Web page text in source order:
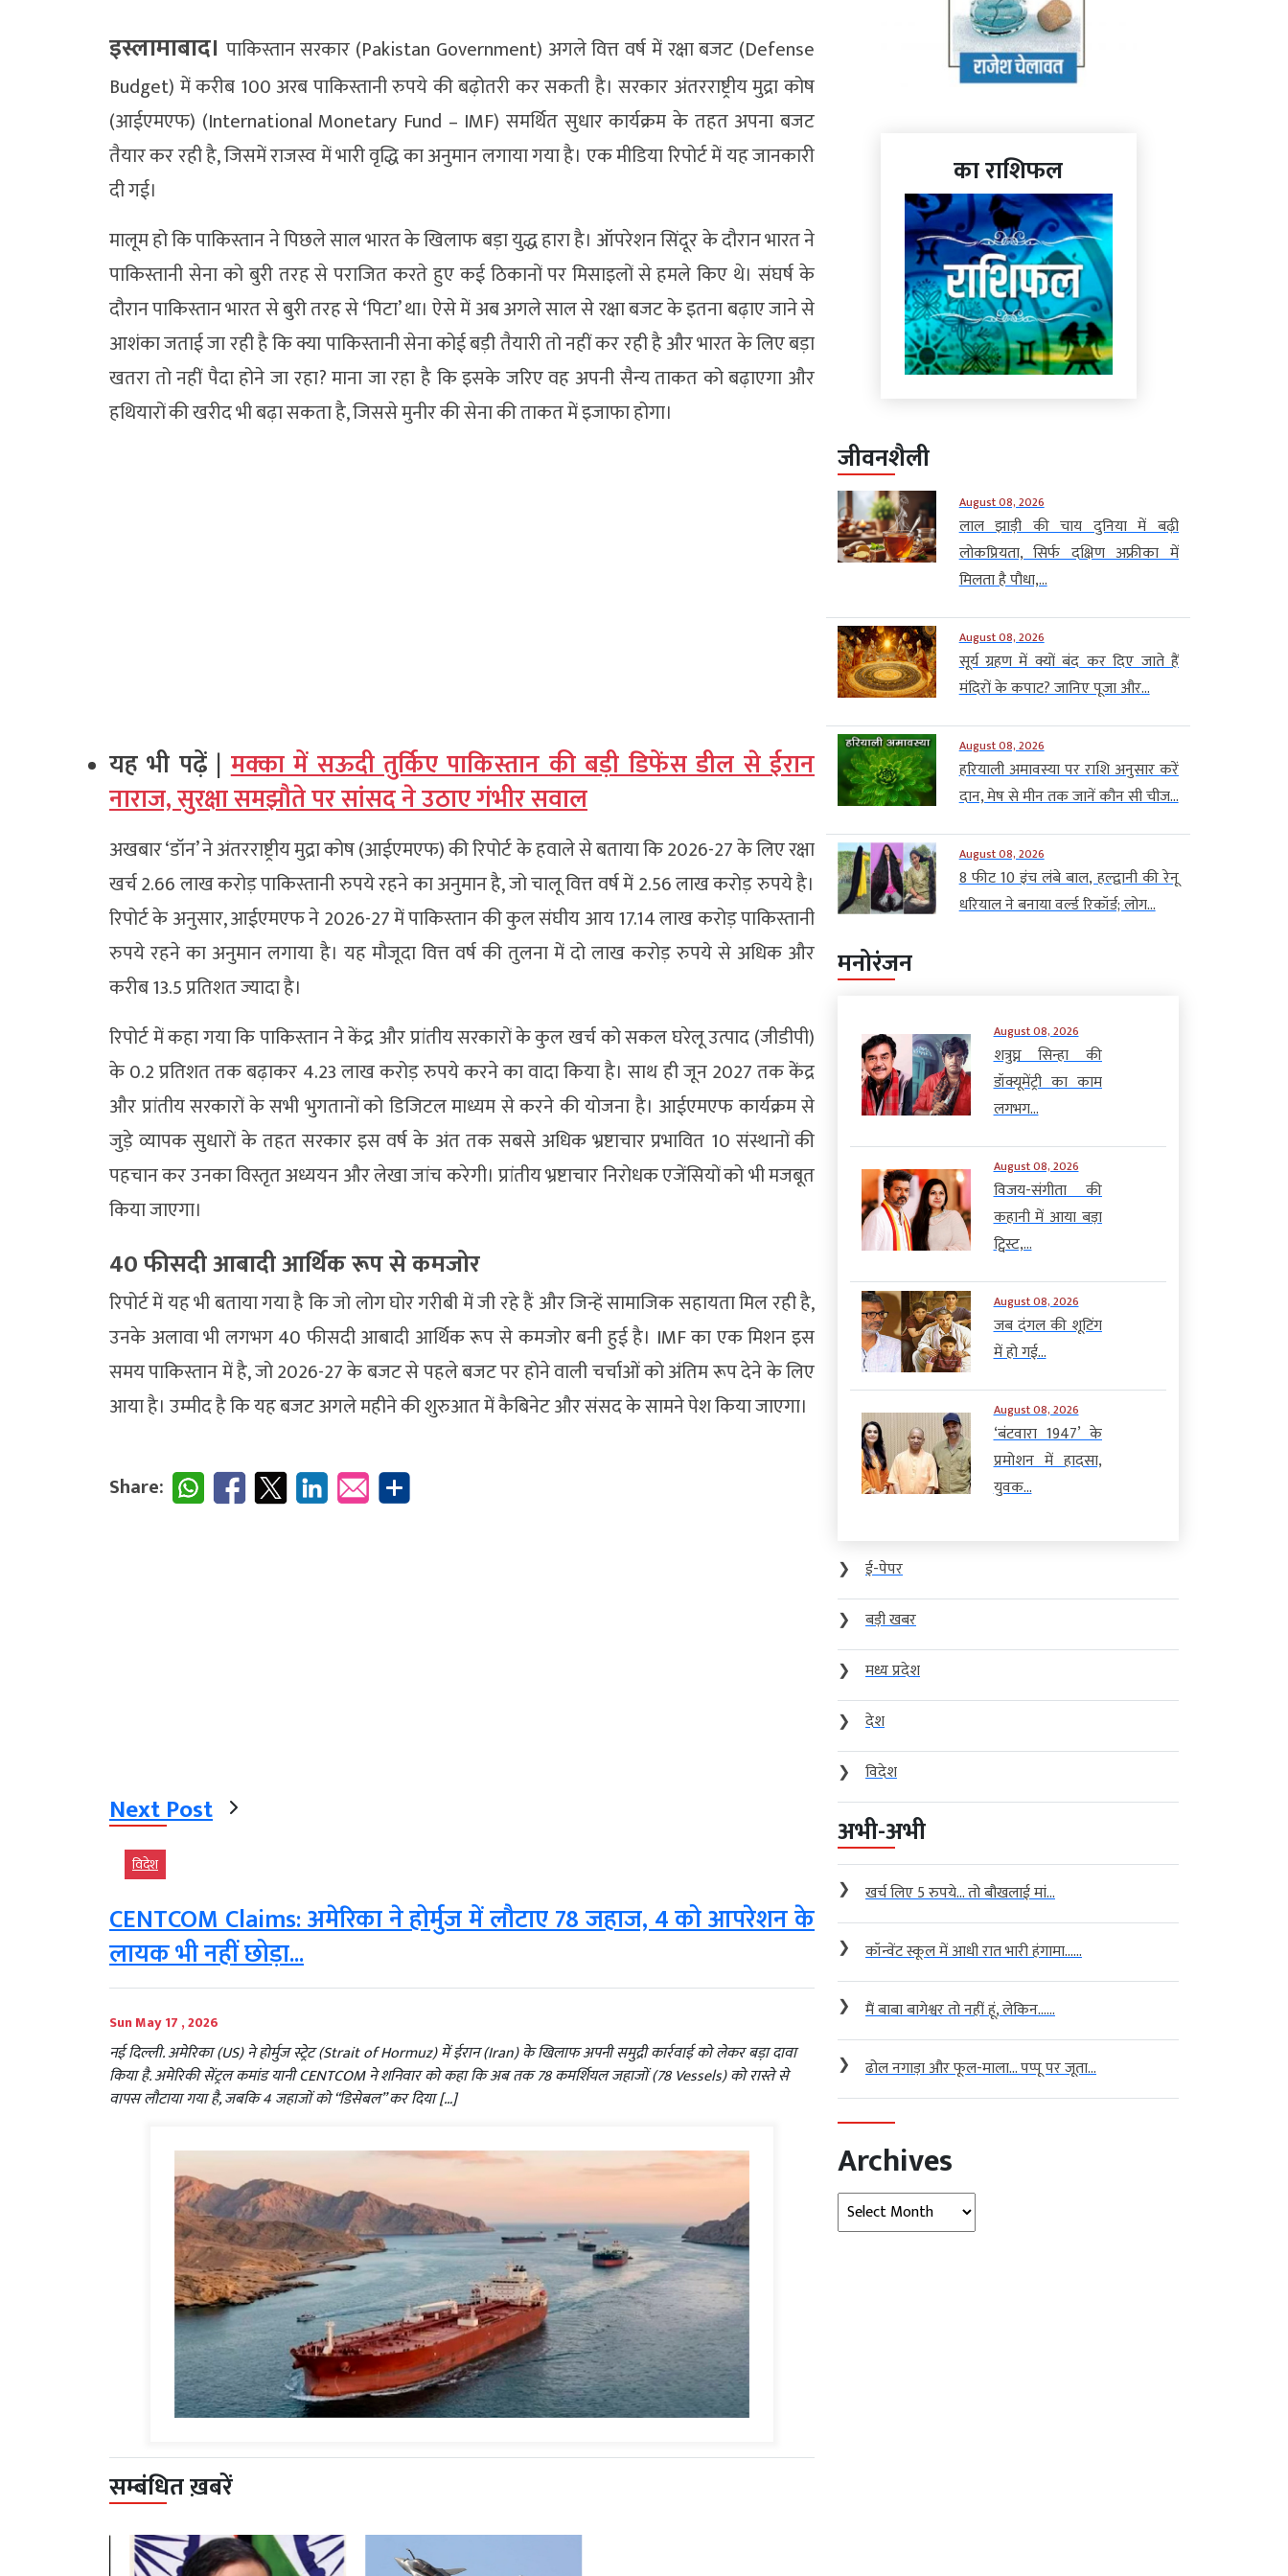
इस्लामाबाद। पाकिस्तान सरकार (Pakistan Government) अगले वित्त वर्ष में रक्षा बजट (Defense
Budget) में करीब 100 अरब पाकिस्तानी रुपये की बढ़ोतरी कर सकती है। सरकार अंतरराष्ट्रीय मुद्रा कोष
(आईएमएफ) (International Monetary Fund – IMF) समर्थित सुधार कार्यक्रम के तहत अपना बजट
तैयार कर रही है, जिसमें राजस्व में भारी वृद्धि का अनुमान लगाया गया है। एक मीडिया रिपोर्ट में यह जानकारी
दी गई।
मालूम हो कि पाकिस्तान ने पिछले साल भारत के खिलाफ बड़ा युद्ध हारा है। ऑपरेशन सिंदूर के दौरान भारत ने
पाकिस्तानी सेना को बुरी तरह से पराजित करते हुए कई ठिकानों पर मिसाइलों से हमले किए थे। संघर्ष के
दौरान पाकिस्तान भारत से बुरी तरह से ‘पिटा’ था। ऐसे में अब अगले साल से रक्षा बजट के इतना बढ़ाए जाने से
आशंका जताई जा रही है कि क्या पाकिस्तानी सेना कोई बड़ी तैयारी तो नहीं कर रही है और भारत के लिए बड़ा
खतरा तो नहीं पैदा होने जा रहा? माना जा रहा है कि इसके जरिए वह अपनी सैन्य ताकत को बढ़ाएगा और
हथियारों की खरीद भी बढ़ा सकता है, जिससे मुनीर की सेना की ताकत में इजाफा होगा।
यह भी पढ़ें |मक्का में सऊदी तुर्किए पाकिस्तान की बड़ी डिफेंस डील से ईरान
नाराज, सुरक्षा समझौते पर सांसद ने उठाए गंभीर सवाल
अखबार ‘डॉन’ ने अंतरराष्ट्रीय मुद्रा कोष (आईएमएफ) की रिपोर्ट के हवाले से बताया कि 2026-27 के लिए रक्षा
खर्च 2.66 लाख करोड़ पाकिस्तानी रुपये रहने का अनुमान है, जो चालू वित्त वर्ष में 2.56 लाख करोड़ रुपये है।
रिपोर्ट के अनुसार, आईएमएफ ने 2026-27 में पाकिस्तान की कुल संघीय आय 17.14 लाख करोड़ पाकिस्तानी
रुपये रहने का अनुमान लगाया है। यह मौजूदा वित्त वर्ष की तुलना में दो लाख करोड़ रुपये से अधिक और
करीब 13.5 प्रतिशत ज्यादा है।
रिपोर्ट में कहा गया कि पाकिस्तान ने केंद्र और प्रांतीय सरकारों के कुल खर्च को सकल घरेलू उत्पाद (जीडीपी)
के 0.2 प्रतिशत तक बढ़ाकर 4.23 लाख करोड़ रुपये करने का वादा किया है। साथ ही जून 2027 तक केंद्र
और प्रांतीय सरकारों के सभी भुगतानों को डिजिटल माध्यम से करने की योजना है। आईएमएफ कार्यक्रम से
जुड़े व्यापक सुधारों के तहत सरकार इस वर्ष के अंत तक सबसे अधिक भ्रष्टाचार प्रभावित 10 संस्थानों की
पहचान कर उनका विस्तृत अध्ययन और लेखा जांच करेगी। प्रांतीय भ्रष्टाचार निरोधक एजेंसियों को भी मजबूत
किया जाएगा।
40 फीसदी आबादी आर्थिक रूप से कमजोर
रिपोर्ट में यह भी बताया गया है कि जो लोग घोर गरीबी में जी रहे हैं और जिन्हें सामाजिक सहायता मिल रही है,
उनके अलावा भी लगभग 40 फीसदी आबादी आर्थिक रूप से कमजोर बनी हुई है। IMF का एक मिशन इस
समय पाकिस्तान में है, जो 2026-27 के बजट से पहले बजट पर होने वाली चर्चाओं को अंतिम रूप देने के लिए
आया है। उम्मीद है कि यह बजट अगले महीने की शुरुआत में कैबिनेट और संसद के सामने पेश किया जाएगा।
Share:
Next Post
विदेश
CENTCOM Claims: अमेरिका ने होर्मुज में लौटाए 78 जहाज, 4 को आपरेशन के
लायक भी नहीं छोड़ा...
Sun May 17 , 2026
नई दिल्ली. अमेरिका (US) ने होर्मुज स्ट्रेट (Strait of Hormuz) में ईरान (Iran) के खिलाफ अपनी समुद्री कार्रवाई को लेकर बड़ा दावा
किया है. अमेरिकी सेंट्रल कमांड यानी CENTCOM ने शनिवार को कहा कि अब तक 78 कमर्शियल जहाजों (78 Vessels) को रास्ते से
वापस लौटाया गया है, जबकि 4 जहाजों को “डिसेबल” कर दिया […]
सम्बंधित ख़बरें
का राशिफल
जीवनशैली
August 08, 2026
लाल झाड़ी की चाय दुनिया में बढ़ी
लोकप्रियता, सिर्फ दक्षिण अफ्रीका में
मिलता है पौधा,...
August 08, 2026
सूर्य ग्रहण में क्यों बंद कर दिए जाते हैं
मंदिरों के कपाट? जानिए पूजा और...
August 08, 2026
हरियाली अमावस्या पर राशि अनुसार करें
दान, मेष से मीन तक जानें कौन सी चीज...
August 08, 2026
8 फीट 10 इंच लंबे बाल, हल्द्वानी की रेनू
धरियाल ने बनाया वर्ल्ड रिकॉर्ड; लोग...
मनोरंजन
August 08, 2026
शत्रुघ्न सिन्हा की
डॉक्यूमेंट्री का काम
लगभग...
August 08, 2026
विजय-संगीता की
कहानी में आया बड़ा
ट्विस्ट,...
August 08, 2026
जब दंगल की शूटिंग
में हो गई...
August 08, 2026
‘बंटवारा 1947’ के
प्रमोशन में हादसा,
युवक...
❯
ई-पेपर
❯
बड़ी खबर
❯
मध्य प्रदेश
❯
देश
❯
विदेश
अभी-अभी
❯ खर्च लिए 5 रुपये… तो बौखलाई मां...
❯ कॉन्वेंट स्कूल में आधी रात भारी हंगामा…...
❯ मैं बाबा बागेश्वर तो नहीं हूं, लेकिन…...
❯ ढोल नगाड़ा और फूल-माला… पप्पू पर जूता...
Archives
Archives